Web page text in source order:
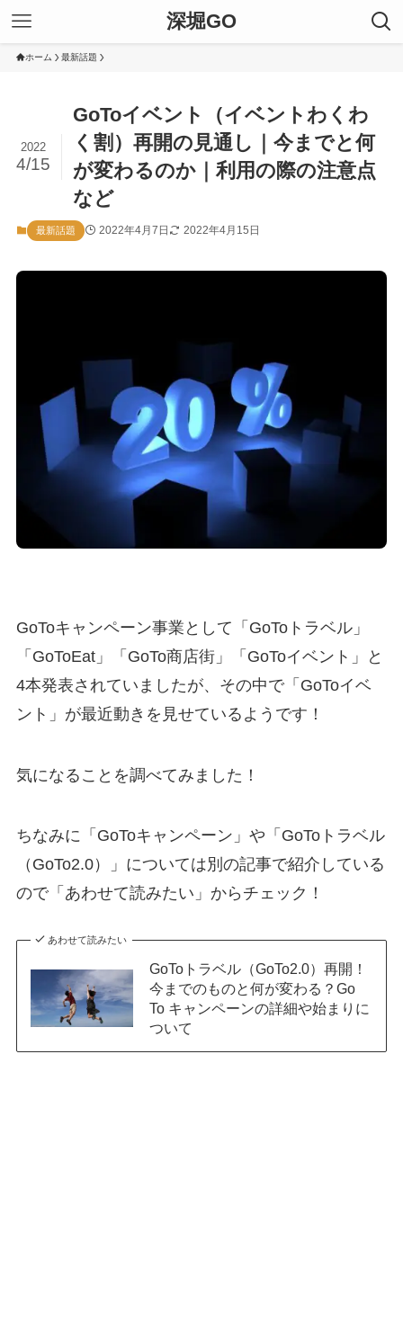
深堀GO
ホーム 最新話題
GoToイベント（イベントわくわ
く割）再開の見通し｜今までと何
が変わるのか｜利用の際の注意点
など
2022
4/15
最新話題 2022年4月7日 2022年4月15日
GoToキャンペーン事業として「GoToトラベル」
「GoToEat」「GoTo商店街」「GoToイベント」と
4本発表されていましたが、その中で「GoToイベ
ント」が最近動きを見せているようです！
気になることを調べてみました！
ちなみに「GoToキャンペーン」や「GoToトラベル
（GoTo2.0）」については別の記事で紹介している
ので「あわせて読みたい」からチェック！
あわせて読みたい
GoToトラベル（GoTo2.0）再開！
今までのものと何が変わる？Go
To キャンペーンの詳細や始まりに
ついて